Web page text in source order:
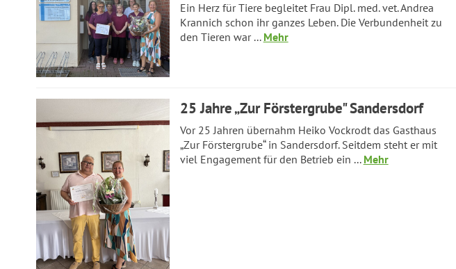
Ein Herz für Tiere begleitet Frau Dipl. med. vet. Andrea
Krannich schon ihr ganzes Leben. Die Verbundenheit zu
den Tieren war ... Mehr
25 Jahre „Zur Förstergrube" Sandersdorf
Vor 25 Jahren übernahm Heiko Vockrodt das Gasthaus
„Zur Förstergrube“ in Sandersdorf. Seitdem steht er mit
viel Engagement für den Betrieb ein ... Mehr